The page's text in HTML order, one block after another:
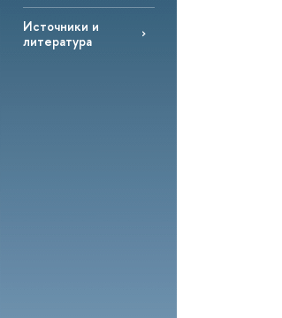
Источники и
литература